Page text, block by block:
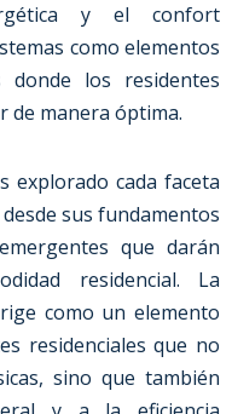
y el confort
como elementos
donde los residentes
de manera óptima.
explorado cada faceta
sus fundamentos
que darán
residencial. La
como un elemento
residenciales que no
sino que también